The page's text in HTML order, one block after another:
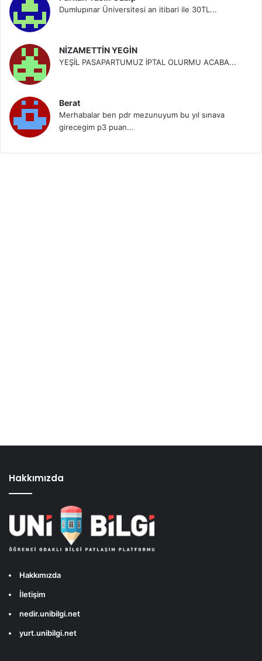
Dumlupınar Üniversitesi an itibari ile 30TL...
NİZAMETTİN YEGİN
YEŞİL PASAPARTUMUZ İPTAL OLURMU ACABA...
Berat
Merhabalar ben pdr mezunuyum bu yıl sınava
girecegim p3 puan...
Hakkımızda
Hakkımızda
İletişim
nedir.unibilgi.net
yurt.unibilgi.net